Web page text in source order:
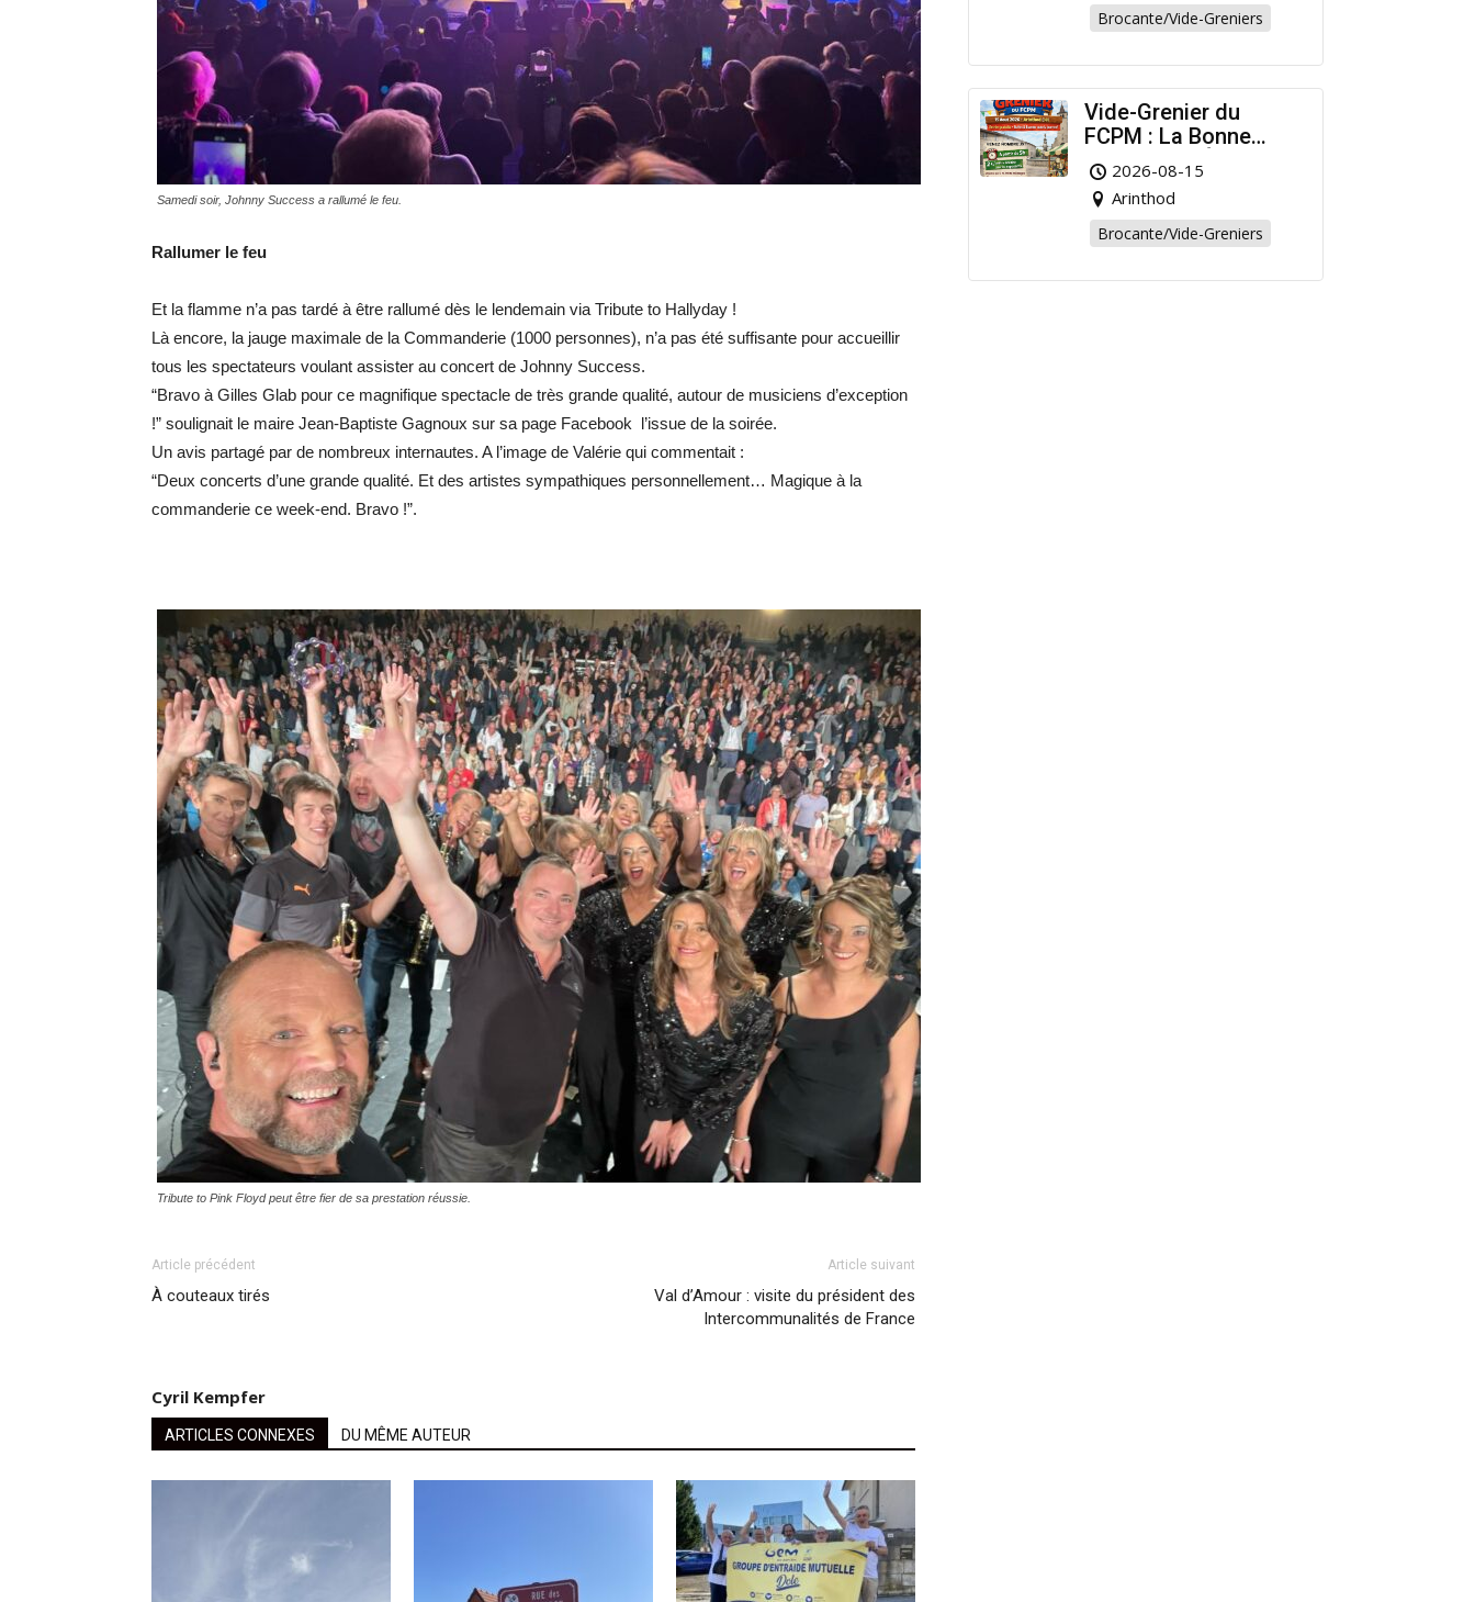
Samedi soir, Johnny Success a rallumé le feu.
Rallumer le feu
Et la flamme n’a pas tardé à être rallumé dès le lendemain via Tribute to Hallyday !
Là encore, la jauge maximale de la Commanderie (1000 personnes), n’a pas été suffisante pour accueillir
tous les spectateurs voulant assister au concert de Johnny Success.
“Bravo à Gilles Glab pour ce magnifique spectacle de très grande qualité, autour de musiciens d’exception
!” soulignait le maire Jean-Baptiste Gagnoux sur sa page Facebook l’issue de la soirée.
Un avis partagé par de nombreux internautes. A l’image de Valérie qui commentait :
“Deux concerts d’une grande qualité. Et des artistes sympathiques personnellement… Magique à la
commanderie ce week-end. Bravo !”.
Tribute to Pink Floyd peut être fier de sa prestation réussie.
Article précédent
À couteaux tirés
Article suivant
Val d’Amour : visite du président des
Intercommunalités de France
Cyril Kempfer
ARTICLES CONNEXES DU MÊME AUTEUR
Brocante/Vide-Greniers
Vide-Grenier du
FCPM : La Bonne
Affaire de l’Été à
Arinthod !
2026-08-15
Arinthod
Brocante/Vide-Greniers